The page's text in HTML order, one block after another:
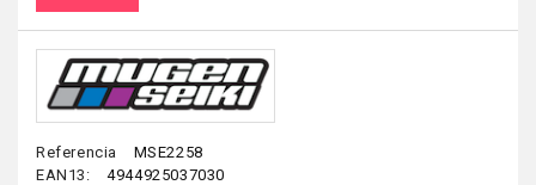
Referencia
MSE2258
EAN13:
4944925037030